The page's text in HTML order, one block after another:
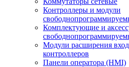
Контроллеры и модули
Комплектующие и
Модули расширения
контроллеров
Панели оператора (HMI)